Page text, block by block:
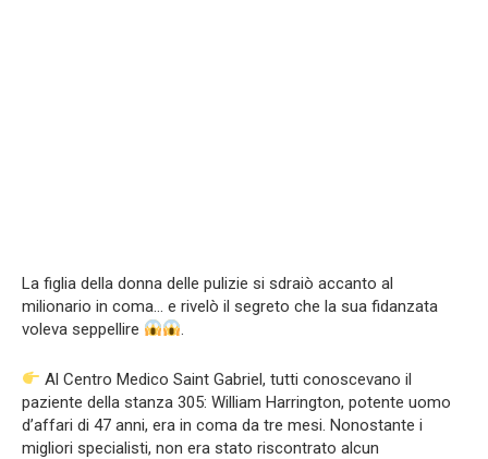
La figlia della donna delle pulizie si sdraiò accanto al
milionario in coma… e rivelò il segreto che la sua fidanzata
voleva seppellire
Al Centro Medico Saint Gabriel, tutti conoscevano il
paziente della stanza 305: William Harrington, potente uomo
d’affari di 47 anni, era in coma da tre mesi. Nonostante i
migliori specialisti, non era stato riscontrato alcun